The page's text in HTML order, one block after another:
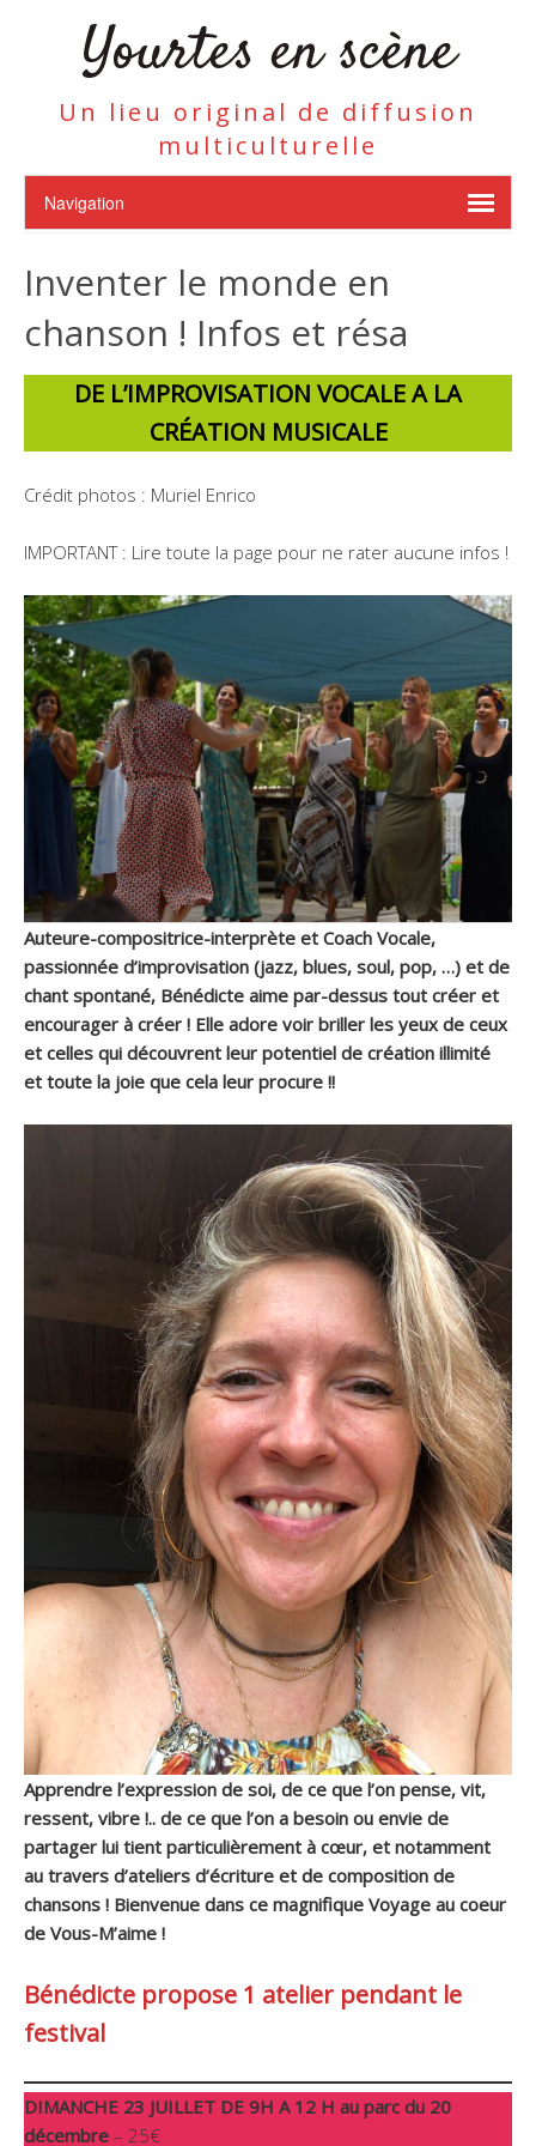
Yourtes en scène
Un lieu original de diffusion
multiculturelle
Inventer le monde en
chanson ! Infos et résa
DE L’IMPROVISATION VOCALE A LA
CRÉATION MUSICALE
Crédit photos : Muriel Enrico
IMPORTANT : Lire toute la page pour ne rater aucune infos !
Auteure-compositrice-interprète et Coach Vocale,
passionnée d’improvisation (jazz, blues, soul, pop, …) et de
chant spontané, Bénédicte aime par-dessus tout créer et
encourager à créer ! Elle adore voir briller les yeux de ceux
et celles qui découvrent leur potentiel de création illimité
et toute la joie que cela leur procure !!
Apprendre l’expression de soi, de ce que l’on pense, vit,
ressent, vibre !.. de ce que l’on a besoin ou envie de
partager lui tient particulièrement à cœur, et notamment
au travers d’ateliers d’écriture et de composition de
chansons ! Bienvenue dans ce magnifique Voyage au coeur
de Vous-M’aime !
Bénédicte propose 1 atelier pendant le
festival
DIMANCHE 23 JUILLET DE 9H A 12 H au parc du 20
décembre – 25€